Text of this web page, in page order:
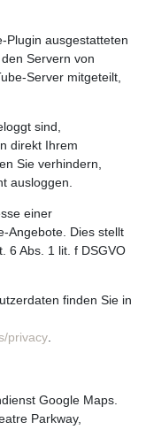
Plugin ausgestatteten
Servern von
Server mitgeteilt,
sind,
direkt Ihrem
Sie verhindern,
ausloggen.
einer
Angebote. Dies stellt
6 Abs. 1 lit. f DSGVO
finden Sie in
privacy
Google Maps.
Parkway,